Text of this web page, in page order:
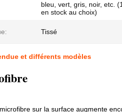
bleu, vert, gris, noir, etc.
en stock au choix)
Tissé
et différents modèles
sur la surface augmente